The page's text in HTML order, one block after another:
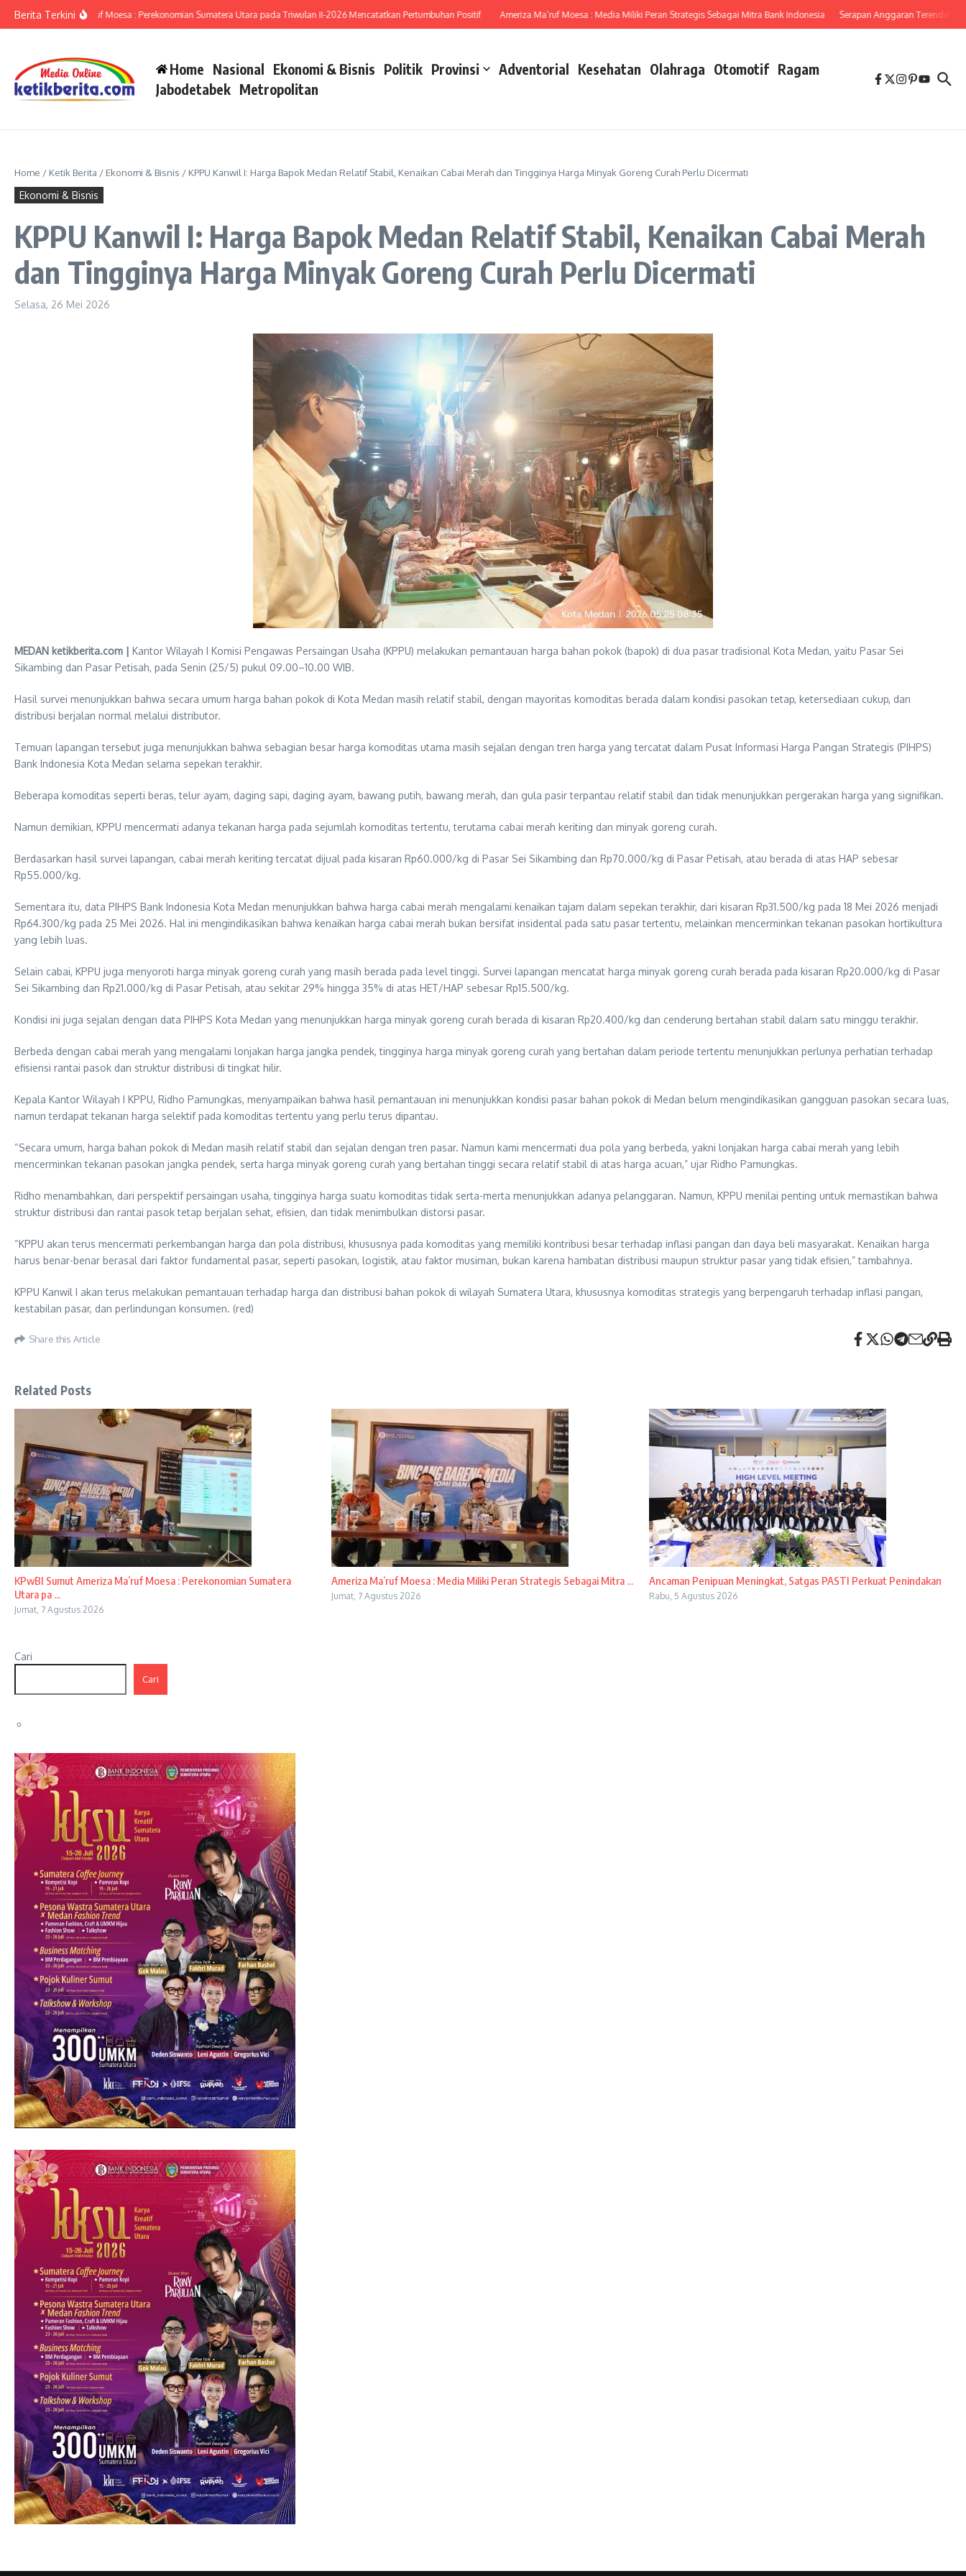
Berita Terkini
Ameriza Ma’ruf Moesa : Perekonomian Sumatera Utara pada Triwulan II-2026 Mencatatkan Pertumbuhan Positif Ameriza Ma’ruf Moesa : Media Miliki Peran Strategis Sebagai Mitra Bank Indonesia Serapan Anggaran Terendah,
Home Nasional Ekonomi & Bisnis Politik Provinsi Adventorial Kesehatan Olahraga Otomotif Ragam
Jabodetabek Metropolitan
Home / Ketik Berita / Ekonomi & Bisnis / KPPU Kanwil I: Harga Bapok Medan Relatif Stabil, Kenaikan Cabai Merah dan Tingginya Harga Minyak Goreng Curah Perlu Dicermati
Ekonomi & Bisnis
KPPU Kanwil I: Harga Bapok Medan Relatif Stabil, Kenaikan Cabai Merah
dan Tingginya Harga Minyak Goreng Curah Perlu Dicermati
Selasa, 26 Mei 2026
MEDAN ketikberita.com | Kantor Wilayah I Komisi Pengawas Persaingan Usaha (KPPU) melakukan pemantauan harga bahan pokok (bapok) di dua pasar tradisional Kota Medan, yaitu Pasar Sei
Sikambing dan Pasar Petisah, pada Senin (25/5) pukul 09.00–10.00 WIB.
Hasil survei menunjukkan bahwa secara umum harga bahan pokok di Kota Medan masih relatif stabil, dengan mayoritas komoditas berada dalam kondisi pasokan tetap, ketersediaan cukup, dan
distribusi berjalan normal melalui distributor.
Temuan lapangan tersebut juga menunjukkan bahwa sebagian besar harga komoditas utama masih sejalan dengan tren harga yang tercatat dalam Pusat Informasi Harga Pangan Strategis (PIHPS)
Bank Indonesia Kota Medan selama sepekan terakhir.
Beberapa komoditas seperti beras, telur ayam, daging sapi, daging ayam, bawang putih, bawang merah, dan gula pasir terpantau relatif stabil dan tidak menunjukkan pergerakan harga yang signifikan.
Namun demikian, KPPU mencermati adanya tekanan harga pada sejumlah komoditas tertentu, terutama cabai merah keriting dan minyak goreng curah.
Berdasarkan hasil survei lapangan, cabai merah keriting tercatat dijual pada kisaran Rp60.000/kg di Pasar Sei Sikambing dan Rp70.000/kg di Pasar Petisah, atau berada di atas HAP sebesar
Rp55.000/kg.
Sementara itu, data PIHPS Bank Indonesia Kota Medan menunjukkan bahwa harga cabai merah mengalami kenaikan tajam dalam sepekan terakhir, dari kisaran Rp31.500/kg pada 18 Mei 2026 menjadi
Rp64.300/kg pada 25 Mei 2026. Hal ini mengindikasikan bahwa kenaikan harga cabai merah bukan bersifat insidental pada satu pasar tertentu, melainkan mencerminkan tekanan pasokan hortikultura
yang lebih luas.
Selain cabai, KPPU juga menyoroti harga minyak goreng curah yang masih berada pada level tinggi. Survei lapangan mencatat harga minyak goreng curah berada pada kisaran Rp20.000/kg di Pasar
Sei Sikambing dan Rp21.000/kg di Pasar Petisah, atau sekitar 29% hingga 35% di atas HET/HAP sebesar Rp15.500/kg.
Kondisi ini juga sejalan dengan data PIHPS Kota Medan yang menunjukkan harga minyak goreng curah berada di kisaran Rp20.400/kg dan cenderung bertahan stabil dalam satu minggu terakhir.
Berbeda dengan cabai merah yang mengalami lonjakan harga jangka pendek, tingginya harga minyak goreng curah yang bertahan dalam periode tertentu menunjukkan perlunya perhatian terhadap
efisiensi rantai pasok dan struktur distribusi di tingkat hilir.
Kepala Kantor Wilayah I KPPU, Ridho Pamungkas, menyampaikan bahwa hasil pemantauan ini menunjukkan kondisi pasar bahan pokok di Medan belum mengindikasikan gangguan pasokan secara luas,
namun terdapat tekanan harga selektif pada komoditas tertentu yang perlu terus dipantau.
“Secara umum, harga bahan pokok di Medan masih relatif stabil dan sejalan dengan tren pasar. Namun kami mencermati dua pola yang berbeda, yakni lonjakan harga cabai merah yang lebih
mencerminkan tekanan pasokan jangka pendek, serta harga minyak goreng curah yang bertahan tinggi secara relatif stabil di atas harga acuan,” ujar Ridho Pamungkas.
Ridho menambahkan, dari perspektif persaingan usaha, tingginya harga suatu komoditas tidak serta-merta menunjukkan adanya pelanggaran. Namun, KPPU menilai penting untuk memastikan bahwa
struktur distribusi dan rantai pasok tetap berjalan sehat, efisien, dan tidak menimbulkan distorsi pasar.
“KPPU akan terus mencermati perkembangan harga dan pola distribusi, khususnya pada komoditas yang memiliki kontribusi besar terhadap inflasi pangan dan daya beli masyarakat. Kenaikan harga
harus benar-benar berasal dari faktor fundamental pasar, seperti pasokan, logistik, atau faktor musiman, bukan karena hambatan distribusi maupun struktur pasar yang tidak efisien,” tambahnya.
KPPU Kanwil I akan terus melakukan pemantauan terhadap harga dan distribusi bahan pokok di wilayah Sumatera Utara, khususnya komoditas strategis yang berpengaruh terhadap inflasi pangan,
kestabilan pasar, dan perlindungan konsumen. (red)
Share this Article
Related Posts
KPwBI Sumut Ameriza Ma’ruf Moesa : Perekonomian Sumatera
Utara pa ...
Jumat, 7 Agustus 2026
Ameriza Ma’ruf Moesa : Media Miliki Peran Strategis Sebagai Mitra ...
Jumat, 7 Agustus 2026
Ancaman Penipuan Meningkat, Satgas PASTI Perkuat Penindakan
Rabu, 5 Agustus 2026
Cari
Cari